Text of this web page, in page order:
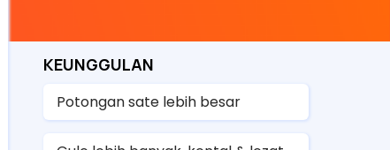
KEUNGGULAN
Potongan sate lebih besar